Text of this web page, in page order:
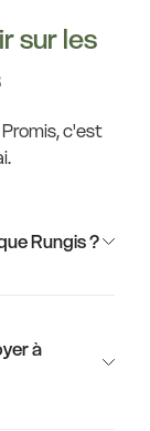
sur les
c'est
Rungis ?
à